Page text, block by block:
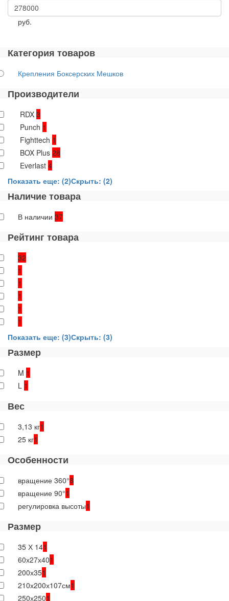
руб.
Категория товаров
Крепления Боксерских Мешков
Производители
RDX 3
Punch 1
Fighttech 1
BOX Plus 28
Everlast 4
Показать еще: (2)Скрыть: (2)
Наличие товара
В наличии 37
Рейтинг товара
32
1
1
1
1
1
Показать еще: (3)Скрыть: (3)
Размер
M 1
L 1
Вес
3,13 кг1
25 кг1
Особенности
вращение 360°8
вращение 90°1
регулировка высоты1
Размер
35 Х 141
60х27х401
200х351
210х200х107см1
250х2501